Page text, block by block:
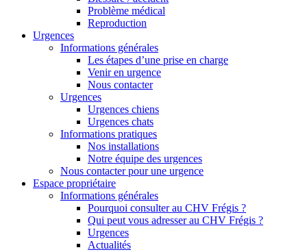
Problème médical
Reproduction
Urgences
Informations générales
Les étapes d’une prise en charge
Venir en urgence
Nous contacter
Urgences
Urgences chiens
Urgences chats
Informations pratiques
Nos installations
Notre équipe des urgences
Nous contacter pour une urgence
Espace propriétaire
Informations générales
Pourquoi consulter au CHV Frégis ?
Qui peut vous adresser au CHV Frégis ?
Urgences
Actualités